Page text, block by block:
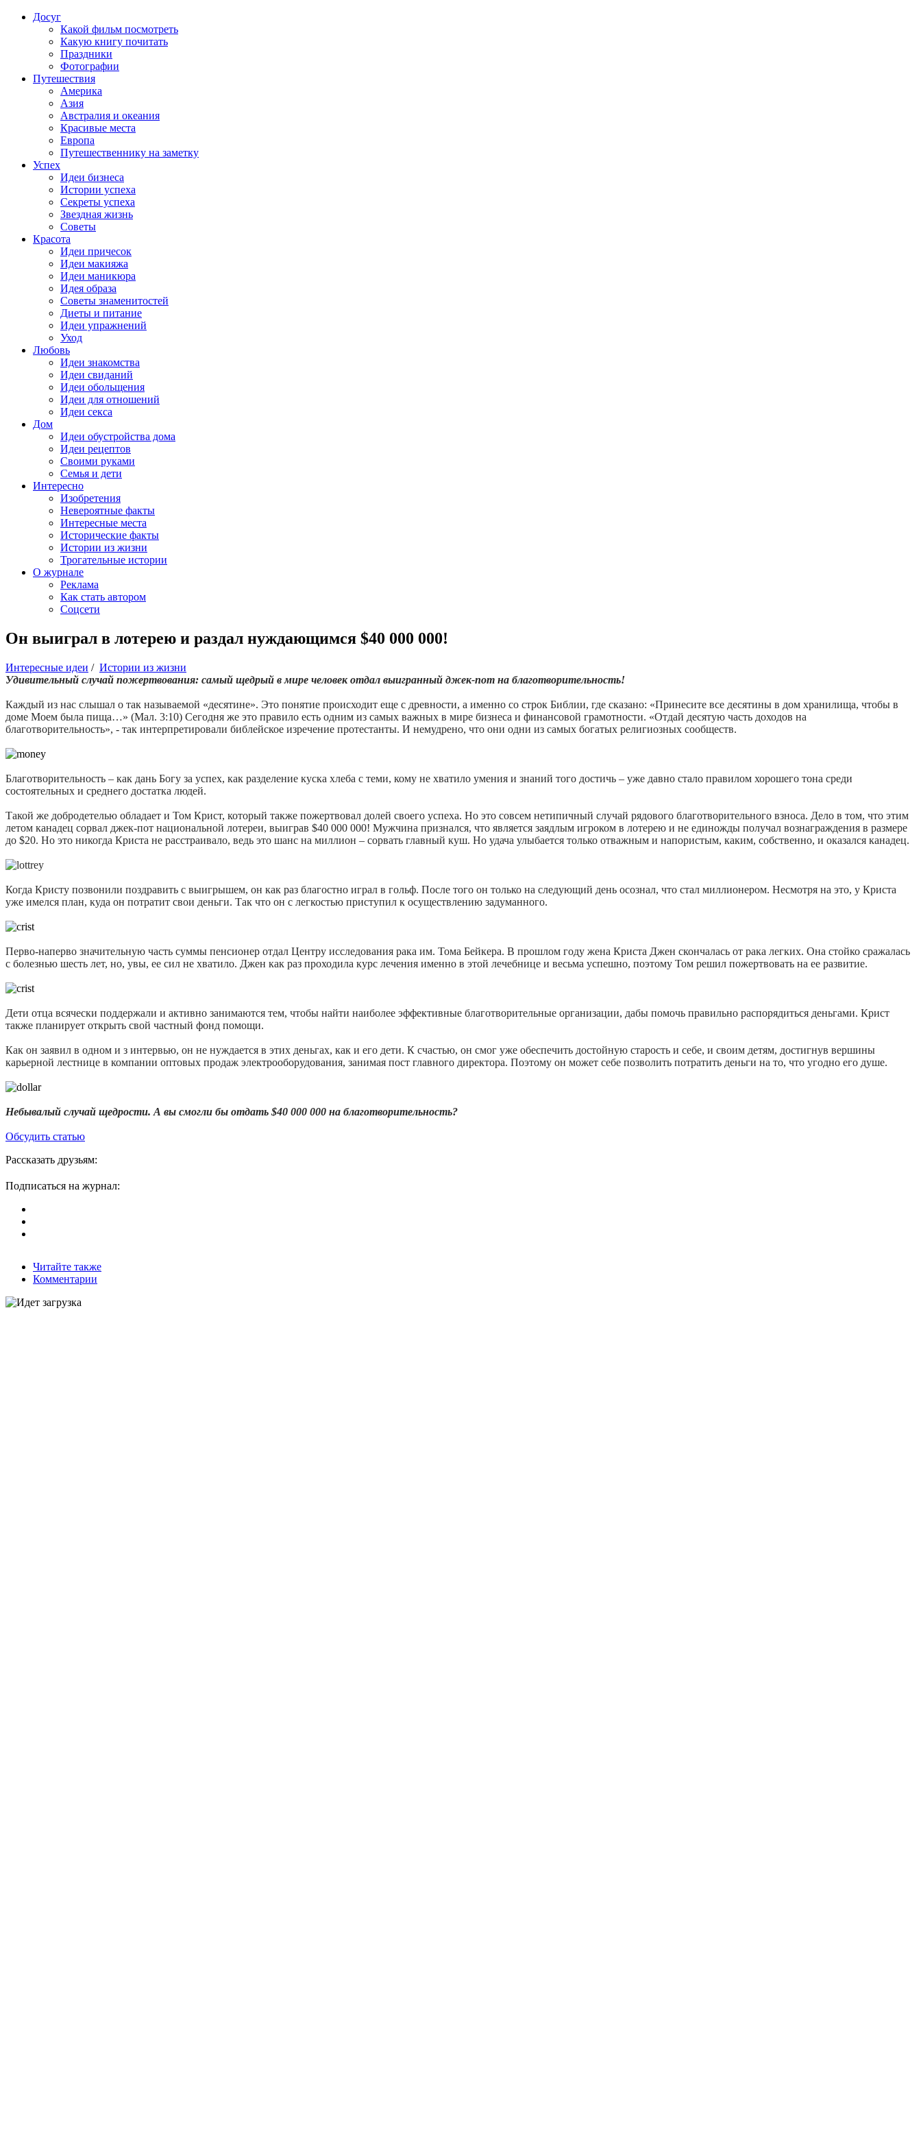
Досуг
Какой фильм посмотреть
Какую книгу почитать
Праздники
Фотографии
Путешествия
Америка
Азия
Австралия и океания
Красивые места
Европа
Путешественнику на заметку
Успех
Идеи бизнеса
Истории успеха
Секреты успеха
Звездная жизнь
Советы
Красота
Идеи причесок
Идеи макияжа
Идеи маникюра
Идея образа
Советы знаменитостей
Диеты и питание
Идеи упражнений
Уход
Любовь
Идеи знакомства
Идеи свиданий
Идеи обольщения
Идеи для отношений
Идеи секса
Дом
Идеи обустройства дома
Идеи рецептов
Своими руками
Семья и дети
Интересно
Изобретения
Невероятные факты
Интересные места
Исторические факты
Истории из жизни
Трогательные истории
О журнале
Реклама
Как стать автором
Соцсети
Он выиграл в лотерею и раздал нуждающимся $40 000 000!
Интересные идеи / Истории из жизни
Удивительный случай пожертвования: самый щедрый в мире человек отдал выигранный джек-пот на благотворительность!
Каждый из нас слышал о так называемой «десятине». Это понятие происходит еще с древности, а именно со строк Библии, где сказано: «Принесите все десятины в дом хранилища, чтобы в
доме Моем была пища…» (Мал. 3:10) Сегодня же это правило есть одним из самых важных в мире бизнеса и финансовой грамотности. «Отдай десятую часть доходов на
благотворительность», - так интерпретировали библейское изречение протестанты. И немудрено, что они одни из самых богатых религиозных сообществ.
Благотворительность – как дань Богу за успех, как разделение куска хлеба с теми, кому не хватило умения и знаний того достичь – уже давно стало правилом хорошего тона среди
состоятельных и среднего достатка людей.
Такой же добродетелью обладает и Том Крист, который также пожертвовал долей своего успеха. Но это совсем нетипичный случай рядового благотворительного взноса. Дело в том, что этим
летом канадец сорвал джек-пот национальной лотереи, выиграв $40 000 000! Мужчина признался, что является заядлым игроком в лотерею и не единожды получал вознаграждения в размере
до $20. Но это никогда Криста не расстраивало, ведь это шанс на миллион – сорвать главный куш. Но удача улыбается только отважным и напористым, каким, собственно, и оказался канадец.
Когда Кристу позвонили поздравить с выигрышем, он как раз благостно играл в гольф. После того он только на следующий день осознал, что стал миллионером. Несмотря на это, у Криста
уже имелся план, куда он потратит свои деньги. Так что он с легкостью приступил к осуществлению задуманного.
Перво-наперво значительную часть суммы пенсионер отдал Центру исследования рака им. Тома Бейкера. В прошлом году жена Криста Джен скончалась от рака легких. Она стойко сражалась
с болезнью шесть лет, но, увы, ее сил не хватило. Джен как раз проходила курс лечения именно в этой лечебнице и весьма успешно, поэтому Том решил пожертвовать на ее развитие.
Дети отца всячески поддержали и активно занимаются тем, чтобы найти наиболее эффективные благотворительные организации, дабы помочь правильно распорядиться деньгами. Крист
также планирует открыть свой частный фонд помощи.
Как он заявил в одном и з интервью, он не нуждается в этих деньгах, как и его дети. К счастью, он смог уже обеспечить достойную старость и себе, и своим детям, достигнув вершины
карьерной лестнице в компании оптовых продаж электрооборудования, занимая пост главного директора. Поэтому он может себе позволить потратить деньги на то, что угодно его душе.
Небывалый случай щедрости. А вы смогли бы отдать $40 000 000 на благотворительность?
Обсудить статью
Рассказать друзьям:
Подписаться на журнал:
Читайте также
Комментарии